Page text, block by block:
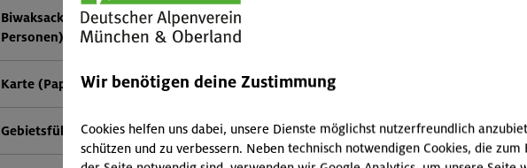
Biwaksack (einer pro zwei
Personen)
1,50 €
Karte (Papier oder digital) - -
Gebietsführer - - -
Wir benötigen deine Zustimmung
Cookies helfen uns dabei, unsere Dienste möglichst nutzerfreundlich
schützen und zu verbessern. Neben technisch notwendigen Cookies, die zum